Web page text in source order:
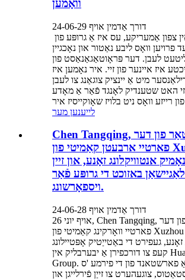
וואָמען
דורך אַדמין אויף 24-06-29
צפון אַמעריקע, עס איז אַ גרופּע פון
פרויען וואָס ליבע נאַטור און נאָכגיין
לעבן. דער פּראָוטאַגאַנאַסט פון
איז איינער פון זיי. איר נאָמען איז
מיט אַ יינציק צוגאַנג צו לעבן
האט שטענדיק לאָנגד פֿאַר אַ מאָדע
לייענען מער
Chen Tangqing, סעקרעטאַר פון דער
פארטיי ארבעטן קאַמיטי פון Xuzhou
אנטוויקלונג זאָנע, און זיין
באזוכט די גרופּע פֿאַר
ויספאָרשונג.
דורך אַדמין אויף 24-06-28
אויף יוני 26, Chen Tangqing, סעקרעטאַר פון דער
פארטיי וואָרקינג קאַמיטי פון Xuzhou עקאָנאָמיק
זאָנע, געפירט די באַטייַטיק אָפּטיילונג
קעפ צו דורכפירן אַ יבערבליק אין Huaihai Holdings
Group. זיי פארדינט אַ פארשטאנד פון די פירמע 'ס
צוגעהערט צו זייַן פֿירלייגן און